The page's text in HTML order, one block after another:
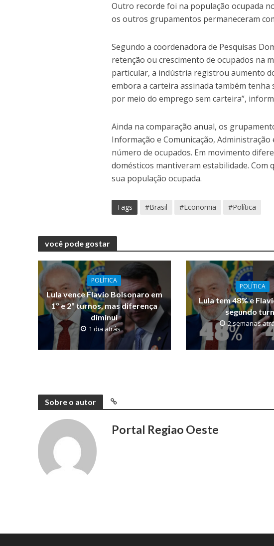
Outro recorde foi na população ocupada
os outros grupamentos permaneceram
Segundo a coordenadora de Pesquisas
retenção ou crescimento de ocupados na
particular, a indústria registrou aumento
embora a carteira assinada também
por meio do emprego sem carteira”,
Ainda na comparação anual, os
Informação e Comunicação,
número de ocupados. Em movimento
domésticos mantiveram estabilidade. Com
sua população ocupada.
Tags #Brasil #Economia #Política
você pode gostar
POLÍTICA
Lula vence Flavio Bolsonaro em
1º e 2º turnos, mas diferença
diminui
1 dia atrás
POLÍTICA
Lula tem 48% e
segundo
2 semanas
Sobre o autor
Portal Regiao Oeste